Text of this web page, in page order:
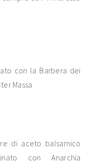
con la Barbera dei
Massa
di aceto balsamico
con Anarchia